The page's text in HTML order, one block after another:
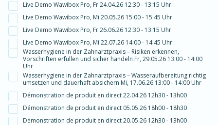
Live Demo Wawibox Pro, Fr 24.04.26 12:30 - 13:15 Uhr
Live Demo Wawibox Pro, Mi 20.05.26 15:00 - 15:45 Uhr
Live Demo Wawibox Pro, Fr 26.06.26 12:30 - 13:15 Uhr
Live Demo Wawibox Pro, Mi 22.07.26 14:00 - 14:45 Uhr
Wasserhygiene in der Zahnarztpraxis – Risiken erkennen,
Vorschriften erfüllen und sicher handeln Fr, 29.05.26 13:00 - 14:00
Uhr
Wasserhygiene in der Zahnarztpraxis – Wasseraufbereitung richtig
umsetzen und dauerhaft absichern Mi, 17.06.26 13:00 - 14:00 Uhr
Démonstration de produit en direct 22.04.26 12h30 - 13h00
Démonstration de produit en direct 05.05.26 18h00 - 18h30
Démonstration de produit en direct 20.05.26 12h30 - 13h00